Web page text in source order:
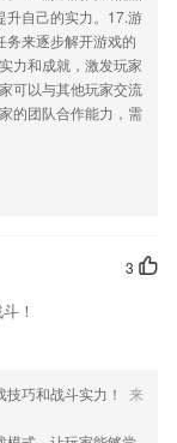
以很轻松。
什么?
新县第一新闻客户
播美好”为己任的综
，更快捷更立体更全
形象。
果您喜欢这款软件，
，以帮助我们更好的
升自己的实力。17.游
务来逐步解开游戏的
力和成就，激发玩家
可以与其他玩家交流
的团队合作能力，需
3
！
巧和战斗实力！
来